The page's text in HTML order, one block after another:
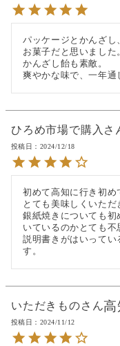
パッケージとかんざし
お菓子だと思いました
かんざし飴も素敵。
爽やかな味で、一年通
ひろめ市場で購入
投稿日 2024/12/18
初めて高知に行き初め
とても美味しくいただ
銀紙焼きについても初
いているのかとても不
説明書きがはいって
す。
いただきもの 高
投稿日 2024/11/12